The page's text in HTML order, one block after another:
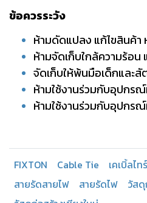
ข้อควรระวัง
ห้ามดัดแปลง แก้ไขสินค้า
ห้ามจัดเก็บใกล้ความร้อน
จัดเก็บให้พ้นมือเด็กและสั
ห้ามใช้งานร่วมกับอุปกร
ห้ามใช้งานร่วมกับอุปกร
FIXTON Cable Tie เคเบิ้ลไทร์
สายรัดสายไฟ
สายรัดไฟ
วัส